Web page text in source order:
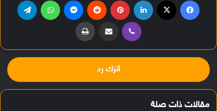
ڤايبر مشاركة عبر البريد طباعة
اترك رد
مقالات ذات صلة